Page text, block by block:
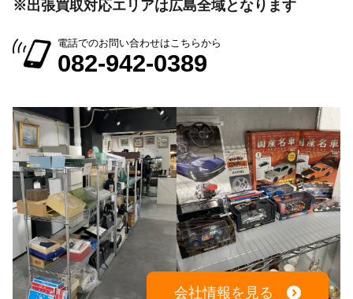
出張買取：8:00～21:00 年中無休
電話でのお問い合わせはこちらから
082-942-0389